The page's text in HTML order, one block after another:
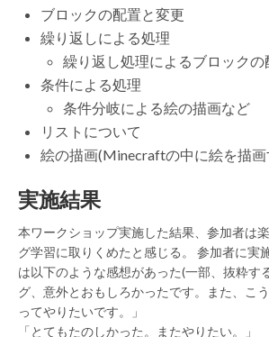
ブロックの配置と変更
繰り返しによる処理
繰り返し処理によるブロックの
条件による処理
条件分岐による絵の描画など
リストについて
絵の描画(Minecraftの中に絵を描画
実施結果
本ワークショップ実施した結果、参加者は
グ学習に取りくめたと感じる。 参加者に実
は以下のような感想があった(一部、抜粋す
グ、意外とおもしろかったです。また、こ
ってやりたいです。」
「とてもたのしかった。またやりたい。」